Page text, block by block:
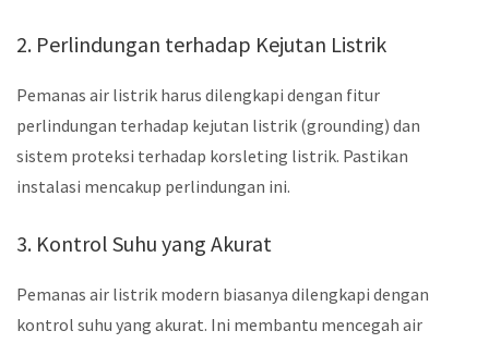
2. Perlindungan terhadap Kejutan Listrik
Pemanas air listrik harus dilengkapi dengan fitur
perlindungan terhadap kejutan listrik (grounding) dan
sistem proteksi terhadap korsleting listrik. Pastikan
instalasi mencakup perlindungan ini.
3. Kontrol Suhu yang Akurat
Pemanas air listrik modern biasanya dilengkapi dengan
kontrol suhu yang akurat. Ini membantu mencegah air